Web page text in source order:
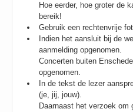
Hoe eerder, hoe groter de
bereik!
Gebruik een rechtenvrije
Indien het aansluit bij de
aanmelding opgenomen.
Concerten buiten
opgenomen.
In de tekst de lezer
(je, jij, jouw).
Daarnaast het verzoek